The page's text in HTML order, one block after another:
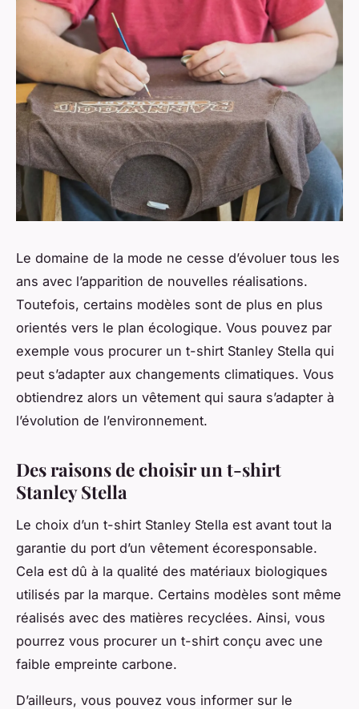
Le domaine de la mode ne cesse d’évoluer tous les
ans avec l’apparition de nouvelles réalisations.
Toutefois, certains modèles sont de plus en plus
orientés vers le plan écologique. Vous pouvez par
exemple vous procurer un t-shirt Stanley Stella qui
peut s’adapter aux changements climatiques. Vous
obtiendrez alors un vêtement qui saura s’adapter à
l’évolution de l’environnement.
Des raisons de choisir un t-shirt
Stanley Stella
Le choix d’un t-shirt Stanley Stella est avant tout la
garantie du port d’un vêtement écoresponsable.
Cela est dû à la qualité des matériaux biologiques
utilisés par la marque. Certains modèles sont même
réalisés avec des matières recyclées. Ainsi, vous
pourrez vous procurer un t-shirt conçu avec une
faible empreinte carbone.
D’ailleurs, vous pouvez vous informer sur le